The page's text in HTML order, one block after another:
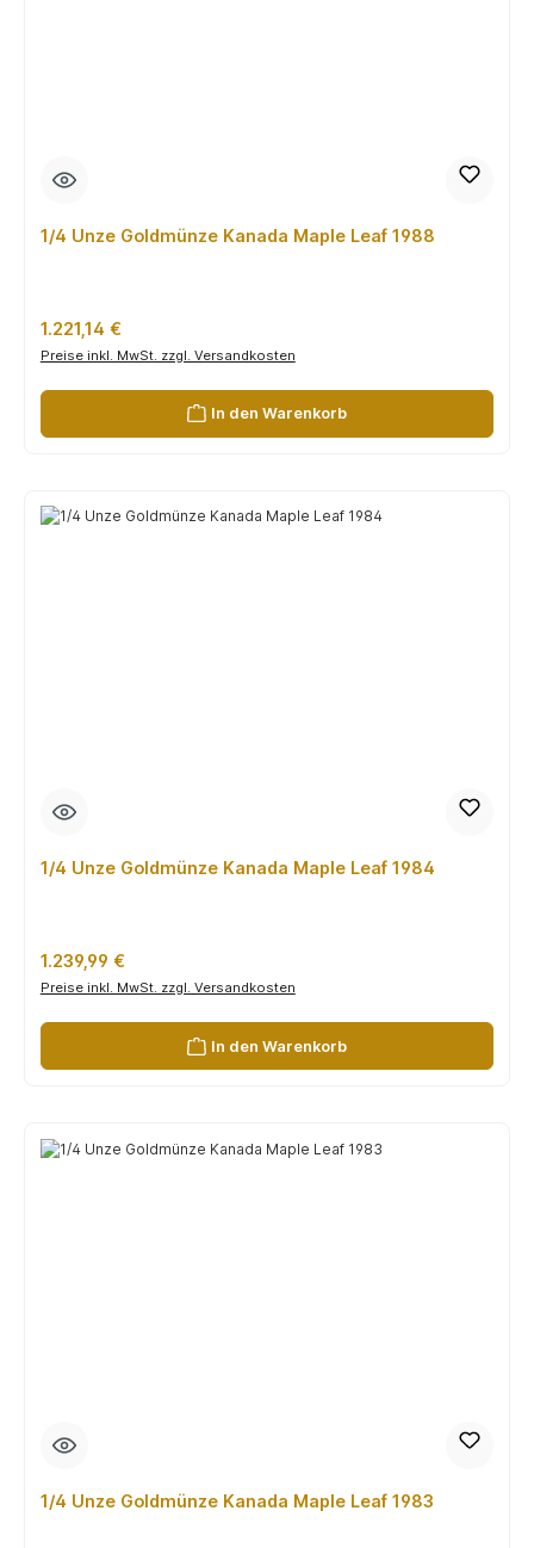
1/4 Unze Goldmünze Kanada Maple Leaf 1988
Regulärer Preis:
1.221,14 €
Preise inkl. MwSt. zzgl. Versandkosten
In den Warenkorb
1/4 Unze Goldmünze Kanada Maple Leaf 1984
Regulärer Preis:
1.239,99 €
Preise inkl. MwSt. zzgl. Versandkosten
In den Warenkorb
1/4 Unze Goldmünze Kanada Maple Leaf 1983